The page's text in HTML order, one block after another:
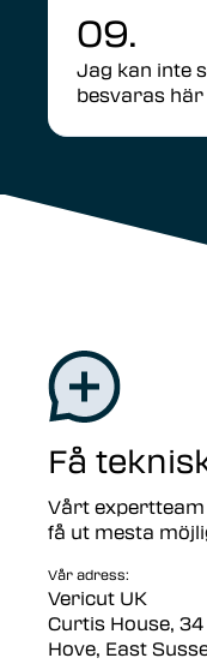
09.
Jag kan inte
besvaras
Få
Vårt
få ut mesta
Vår adress:
Vericut UK
Curtis House,
Hove, East